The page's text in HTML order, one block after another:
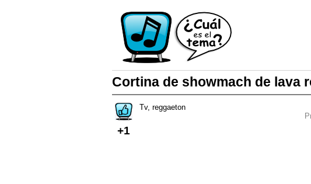
Cortina de showmach de lava
+1
Tv, reggaeton